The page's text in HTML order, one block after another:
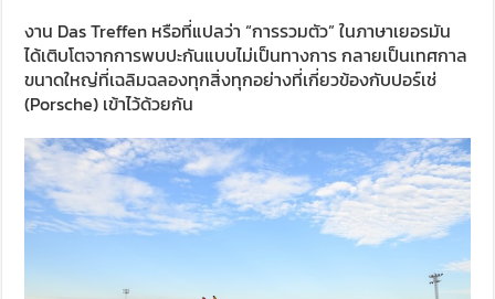
งาน Das Treffen หรือที่แปลว่า “การรวมตัว” ในภาษาเยอรมัน
ได้เติบโตจากการพบปะกันแบบไม่เป็นทางการ กลายเป็นเทศกาล
ขนาดใหญ่ที่เฉลิมฉลองทุกสิ่งทุกอย่างที่เกี่ยวข้องกับปอร์เช่
(Porsche) เข้าไว้ด้วยกัน